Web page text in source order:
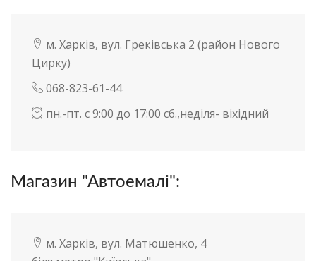
м. Харків, вул. Греківська 2 (район Нового
Цирку)
068-823-61-44
пн.-пт. с 9:00 до 17:00 сб.,неділя- віхідний
Магазин "Автоемалі":
м. Харків, вул. Матюшенко, 4